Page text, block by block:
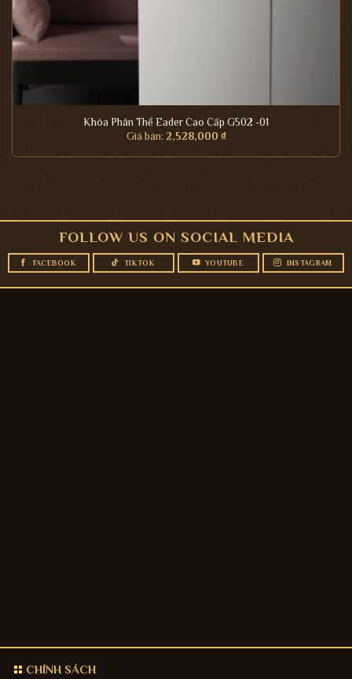
Khóa Phân Thể Eader Cao Cấp G502 -01
Giá bán: 2,528,000 ₫
FOLLOW US ON SOCIAL MEDIA
FACEBOOK TIKTOK YOUTUBE INSTAGRAM
CHÍNH SÁCH